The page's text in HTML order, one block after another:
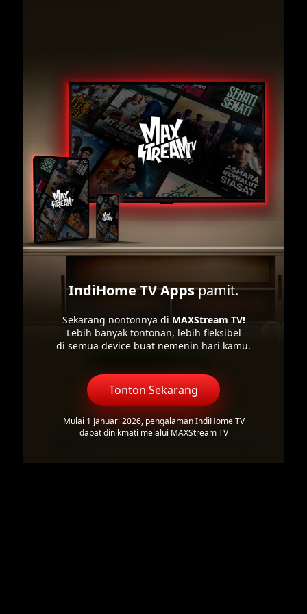
IndiHome TV Appspamit.
Sekarang nontonnya di MAXStream TV!
Lebih banyak tontonan, lebih fleksibel
di semua device buat nemenin hari kamu.
Tonton Sekarang
Mulai 1 Januari 2026, pengalaman IndiHome TV
dapat dinikmati melalui MAXStream TV